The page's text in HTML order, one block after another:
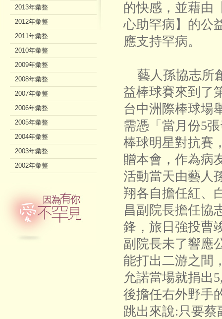
的快感，並藉由
心助罕病】的公
應支持罕病。
藝人孫協志所
益棒球賽來到了
台中洲際棒球場
需憑「當月份5
棒球明星對抗賽
贈本會，作為病
活動當天由藝人
翔各自擔任紅、
昌副院長擔任協
鋒，旅日強投曹
副院長未了響應
能打出二游之間
允諾當場就捐出
後擔任右外野手
跳出來說:只要
2013年彙整
2012年彙整
2011年彙整
2010年彙整
2009年彙整
2008年彙整
2007年彙整
2006年彙整
2005年彙整
2004年彙整
2003年彙整
2002年彙整